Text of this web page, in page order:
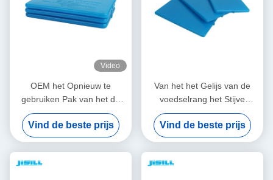
Video
OEM het Opnieuw te
gebruiken Pak van het de
Baksteen Uiterst dunne Ijs
van het Lunch Koelere Ijs
met het Koelen van Gel
Vind de beste prijs
Van het het Gelijs van de
voedselrang het Stijve
Plastic Opnieuw te gebruiken
Uiterst dunne van de de
Pakkenlunch Pak van de de
Doosdiepvriezer
Vind de beste prijs